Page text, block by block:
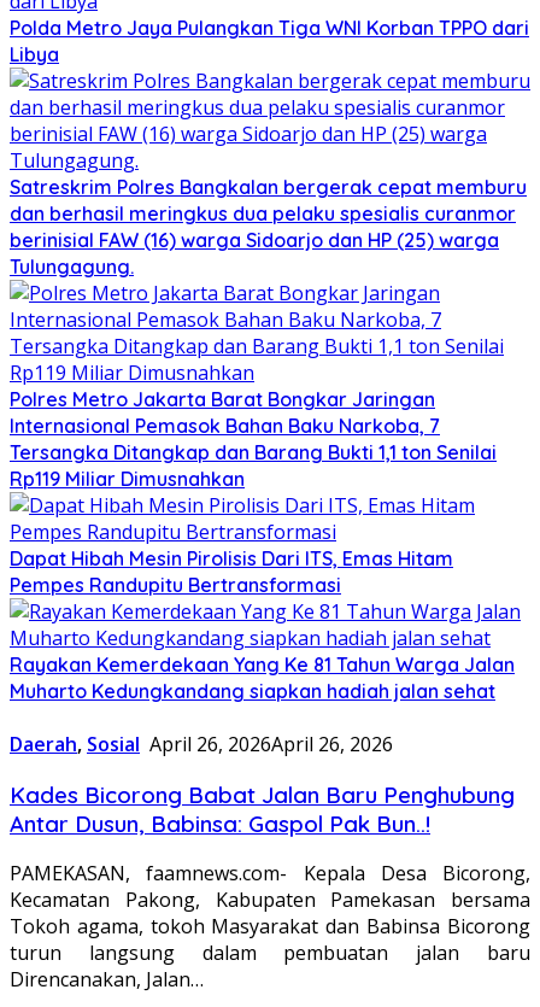
Polda Metro Jaya Pulangkan Tiga WNI Korban TPPO dari
Libya
Satreskrim Polres Bangkalan bergerak cepat memburu
dan berhasil meringkus dua pelaku spesialis curanmor
berinisial FAW (16) warga Sidoarjo dan HP (25) warga
Tulungagung.
Polres Metro Jakarta Barat Bongkar Jaringan
Internasional Pemasok Bahan Baku Narkoba, 7
Tersangka Ditangkap dan Barang Bukti 1,1 ton Senilai
Rp119 Miliar Dimusnahkan
Dapat Hibah Mesin Pirolisis Dari ITS, Emas Hitam
Pempes Randupitu Bertransformasi
Rayakan Kemerdekaan Yang Ke 81 Tahun Warga Jalan
Muharto Kedungkandang siapkan hadiah jalan sehat
Daerah, Sosial April 26, 2026April 26, 2026
Kades Bicorong Babat Jalan Baru Penghubung
Antar Dusun, Babinsa: Gaspol Pak Bun..!
PAMEKASAN, faamnews.com- Kepala Desa Bicorong,
Kecamatan Pakong, Kabupaten Pamekasan bersama
Tokoh agama, tokoh Masyarakat dan Babinsa Bicorong
turun langsung dalam pembuatan jalan baru
Direncanakan, Jalan…